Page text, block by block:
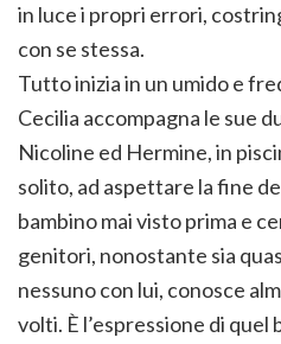
in luce i propri errori,
con se stessa.
Tutto inizia in un umido e
Cecilia accompagna le sue
Nicoline ed Hermine, in
solito, ad aspettare la fine
bambino mai visto prima e
genitori, nonostante sia
nessuno con lui, conosce
volti. È l’espressione di quel